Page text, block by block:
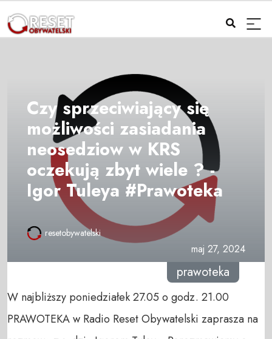
Czy sprzeciwiający się
możliwości zasiadania
neosedziow w KRS
oczekują zbyt wiele ? -
Igor Tuleya #Prawoteka
resetobywatelski
maj 27, 2024
prawoteka
W najbliższy poniedziałek 27.05 o godz. 21.00
PRAWOTEKA w Radio Reset Obywatelski zaprasza na